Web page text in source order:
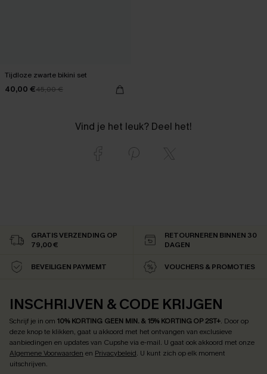
Tijdloze zwarte bikini set
40,00 €45,00 €
Vind je het leuk? Deel het!
GRATIS VERZENDING OP
79,00 €
RETOURNEREN BINNEN 30
DAGEN
BEVEILIGEN PAYMEMT VOUCHERS & PROMOTIES
INSCHRIJVEN & CODE KRIJGEN
Schrijf je in om 10% KORTING GEEN MIN. & 15% KORTING OP 2ST+. Door op
deze knop te klikken, gaat u akkoord met het ontvangen van exclusieve
aanbiedingen en updates van Cupshe via e-mail. U gaat ook akkoord met onze
Algemene Voorwaarden en Privacybeleid. U kunt zich op elk moment
uitschrijven.